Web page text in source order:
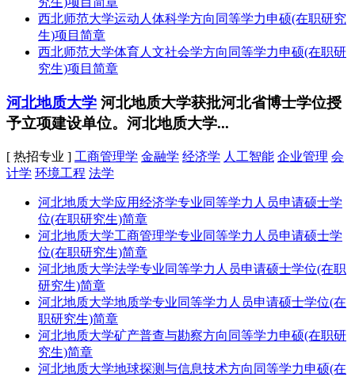
西北师范大学运动人体科学方向同等学力申硕(在职研究
生)项目简章
西北师范大学体育人文社会学方向同等学力申硕(在职研
究生)项目简章
河北地质大学 河北地质大学获批河北省博士学位授
予立项建设单位。河北地质大学...
[ 热招专业 ] 工商管理学 金融学 经济学 人工智能 企业管理 会
计学 环境工程 法学
河北地质大学应用经济学专业同等学力人员申请硕士学
位(在职研究生)简章
河北地质大学工商管理学专业同等学力人员申请硕士学
位(在职研究生)简章
河北地质大学法学专业同等学力人员申请硕士学位(在职
研究生)简章
河北地质大学地质学专业同等学力人员申请硕士学位(在
职研究生)简章
河北地质大学矿产普查与勘察方向同等学力申硕(在职研
究生)简章
河北地质大学地球探测与信息技术方向同等学力申硕(在